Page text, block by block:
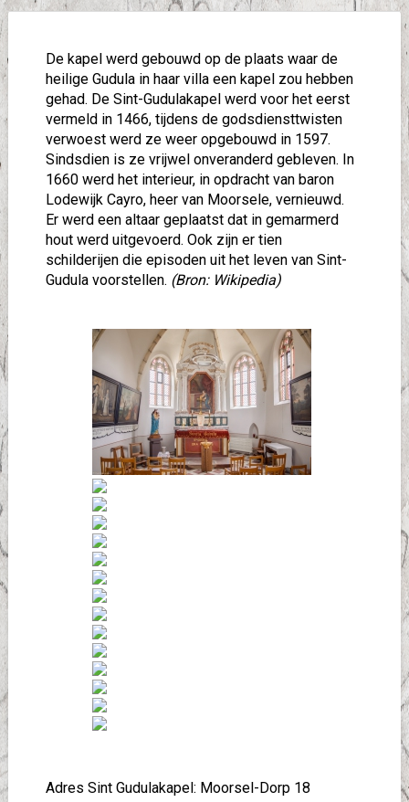
De kapel werd gebouwd op de plaats waar de
heilige Gudula in haar villa een kapel zou hebben
gehad. De Sint-Gudulakapel werd voor het eerst
vermeld in 1466, tijdens de godsdiensttwisten
verwoest werd ze weer opgebouwd in 1597.
Sindsdien is ze vrijwel onveranderd gebleven. In
1660 werd het interieur, in opdracht van baron
Lodewijk Cayro, heer van Moorsele, vernieuwd.
Er werd een altaar geplaatst dat in gemarmerd
hout werd uitgevoerd. Ook zijn er tien
schilderijen die episoden uit het leven van Sint-
Gudula voorstellen. (Bron: Wikipedia)
Adres Sint Gudulakapel: Moorsel-Dorp 18